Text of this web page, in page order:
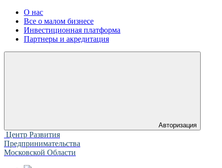
О нас
Все о малом бизнесе
Инвестиционная платформа
Партнеры и акредитация
Авторизация
Центр Развития
Предпринимательства
Московской Области